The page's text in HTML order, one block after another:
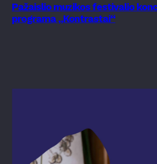
Pažaislio muzikos festivalio
programa „Kontrastai“